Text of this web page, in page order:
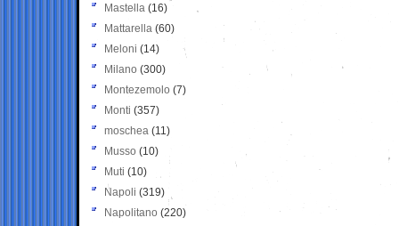
Mastella (16)
Mattarella (60)
Meloni (14)
Milano (300)
Montezemolo (7)
Monti (357)
moschea (11)
Musso (10)
Muti (10)
Napoli (319)
Napolitano (220)